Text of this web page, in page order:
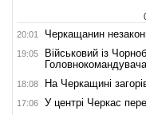
20:01 Черкащанин
19:05
Військовий із
18:08 На Черкащині
17:06 У центрі Черкас